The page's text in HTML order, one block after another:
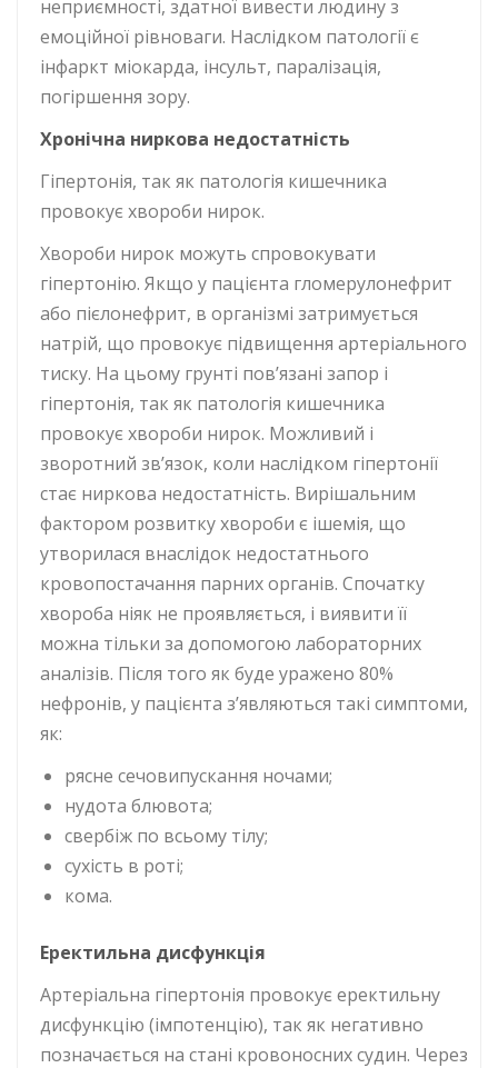
неприємності, здатної вивести людину з
емоційної рівноваги. Наслідком патології є
інфаркт міокарда, інсульт, паралізація,
погіршення зору.
Хронічна ниркова недостатність
Гіпертонія, так як патологія кишечника
провокує хвороби нирок.
Хвороби нирок можуть спровокувати
гіпертонію. Якщо у пацієнта гломерулонефрит
або пієлонефрит, в організмі затримується
натрій, що провокує підвищення артеріального
тиску. На цьому грунті пов’язані запор і
гіпертонія, так як патологія кишечника
провокує хвороби нирок. Можливий і
зворотний зв’язок, коли наслідком гіпертонії
стає ниркова недостатність. Вирішальним
фактором розвитку хвороби є ішемія, що
утворилася внаслідок недостатнього
кровопостачання парних органів. Спочатку
хвороба ніяк не проявляється, і виявити її
можна тільки за допомогою лабораторних
аналізів. Після того як буде уражено 80%
нефронів, у пацієнта з’являються такі симптоми,
як:
рясне сечовипускання ночами;
нудота блювота;
свербіж по всьому тілу;
сухість в роті;
кома.
Еректильна дисфункція
Артеріальна гіпертонія провокує еректильну
дисфункцію (імпотенцію), так як негативно
позначається на стані кровоносних судин. Через